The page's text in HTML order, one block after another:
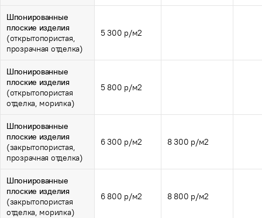
Шпонированные
плоские изделия
(открытопористая,
прозрачная отделка)
5 300 р/м2
Шпонированные
плоские изделия
(открытопористая
отделка, морилка)
5 800 р/м2
Шпонированные
плоские изделия
(закрытопористая,
прозрачная отделка)
6 300 р/м2 8 300 р/м2
Шпонированные
плоские изделия
(закрытопористая
отделка, морилка)
6 800 р/м2 8 800 р/м2